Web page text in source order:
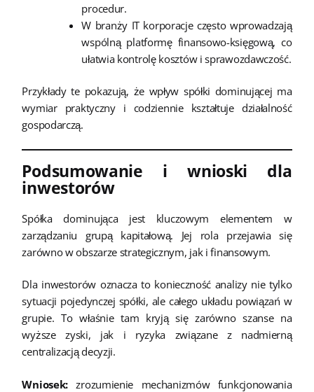
procedur.
W branży IT korporacje często wprowadzają
wspólną platformę finansowo-księgową, co
ułatwia kontrolę kosztów i sprawozdawczość.
Przykłady te pokazują, że wpływ spółki dominującej ma
wymiar praktyczny i codziennie kształtuje działalność
gospodarczą.
Podsumowanie i wnioski dla
inwestorów
Spółka dominująca jest kluczowym elementem w
zarządzaniu grupą kapitałową. Jej rola przejawia się
zarówno w obszarze strategicznym, jak i finansowym.
Dla inwestorów oznacza to konieczność analizy nie tylko
sytuacji pojedynczej spółki, ale całego układu powiązań w
grupie. To właśnie tam kryją się zarówno szanse na
wyższe zyski, jak i ryzyka związane z nadmierną
centralizacją decyzji.
Wniosek: zrozumienie mechanizmów funkcjonowania